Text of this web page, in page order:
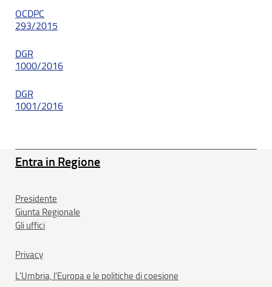
OCDPC
293/2015
DGR
1000/2016
DGR
1001/2016
Entra in Regione
Presidente
Giunta Regionale
Gli uffici
Privacy
L'Umbria, l'Europa e le politiche di coesione